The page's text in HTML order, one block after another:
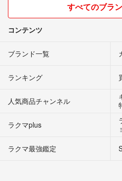
すべてのブラ
コンテンツ
ブランド一覧
ランキング
人気商品チャンネル
ラクマplus
ラクマ最強鑑定